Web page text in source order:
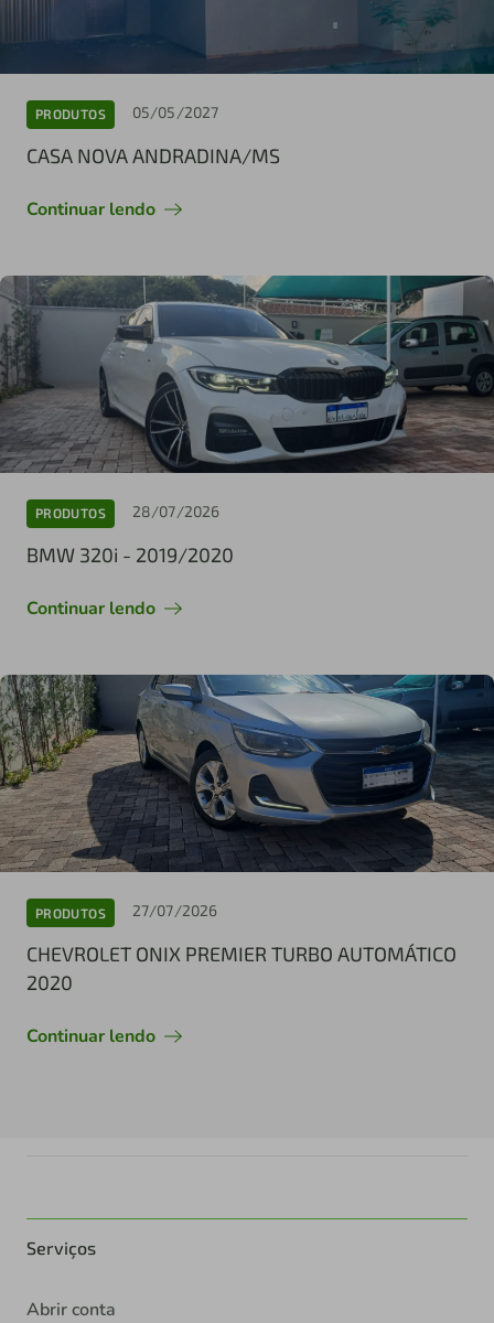
PRODUTOS 05/05/2027
CASA NOVA ANDRADINA/MS
Continuar lendo
PRODUTOS 28/07/2026
BMW 320i - 2019/2020
Continuar lendo
PRODUTOS 27/07/2026
CHEVROLET ONIX PREMIER TURBO AUTOMÁTICO
2020
Continuar lendo
Serviços
Abrir conta